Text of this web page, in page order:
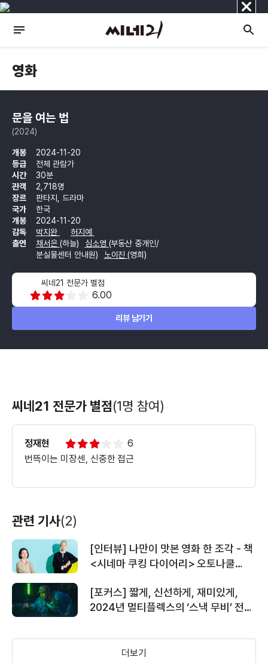
닫
기
영화
문을 여는 법
(2024)
개봉
2024-11-20
등급
전체 관람가
시간
30분
관객
2,718명
장르
판타지, 드라마
국가
한국
개봉
2024-11-20
감독
박지완
허지예
출연
채서은 (하늘) 심소영 (부동산 중개인/
분실물센터 안내원)
노이진(영희)
씨네21 전문가 별점
6.00
리뷰 남기기
씨네21 전문가 별점(1명 참여)
정재현
6
번뜩이는 미장센, 신중한 접근
관련 기사(2)
[인터뷰] 나만이 맛본 영화 한 조각 - 책
<시네마 쿠킹 다이어리> 오토나쿨
[포커스] 짧게, 신선하게, 재미있게,
2024년 멀티플렉스의 ‘스낵 무비’ 전략
더보기